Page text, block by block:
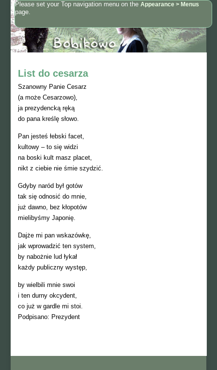
Please set your Top navigation menu on the Appearance > Menus
page.
List do cesarza
Szanowny Panie Cesarz
(a może Cesarzowo),
ja prezydencką ręką
do pana kreślę słowo.
Pan jesteś łebski facet,
kultowy – to się widzi
na boski kult masz placet,
nikt z ciebie nie śmie szydzić.
Gdyby naród był gotów
tak się odnosić do mnie,
już dawno, bez kłopotów
mielibyśmy Japonię.
Dajże mi pan wskazówkę,
jak wprowadzić ten system,
by nabożnie lud łykał
każdy publiczny występ,
by wielbili mnie swoi
i ten durny okcydent,
co już w gardle mi stoi.
Podpisano: Prezydent